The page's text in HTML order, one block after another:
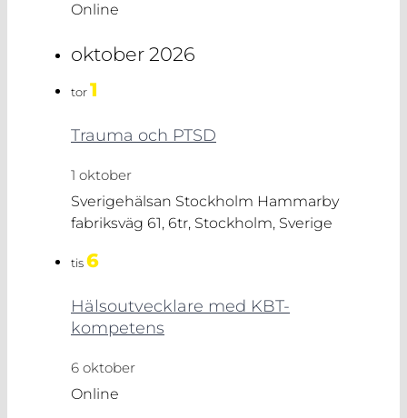
Online
oktober 2026
tor1
Trauma och PTSD
1 oktober
Sverigehälsan Stockholm Hammarby
fabriksväg 61, 6tr, Stockholm, Sverige
tis6
Hälsoutvecklare med KBT-
kompetens
6 oktober
Online